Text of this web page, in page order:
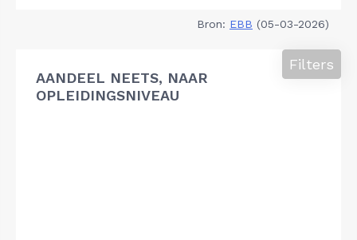
Bron: EBB (05-03-2026)
AANDEEL NEETS, NAAR
OPLEIDINGSNIVEAU
Filters